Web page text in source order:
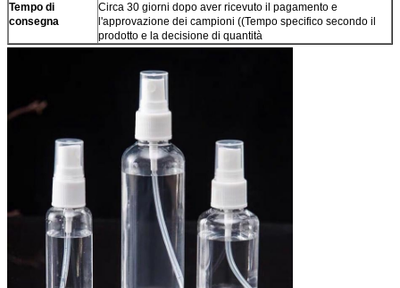
Tempo di
consegna
Circa 30 giorni dopo aver ricevuto il pagamento e
l'approvazione dei campioni ((Tempo specifico secondo il
prodotto e la decisione di quantità